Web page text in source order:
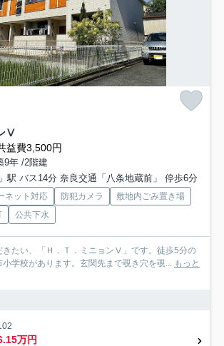
Ⅴ
益費3,500円
9年 /2階建
駅 バス14分 奈良交通「八条地蔵前」 停歩6分
ネット対応 防犯カメラ
敷地内ごみ置き場
公共下水
きたい、「Ｈ．Ｔ．ミニョンⅤ」です。徒歩5分の
学校があります。玄関先まで覗き穴を覗...
もっと
万円